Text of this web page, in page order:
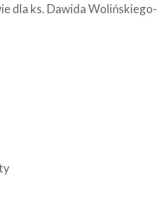
dla ks. Dawida Wolińskiego-